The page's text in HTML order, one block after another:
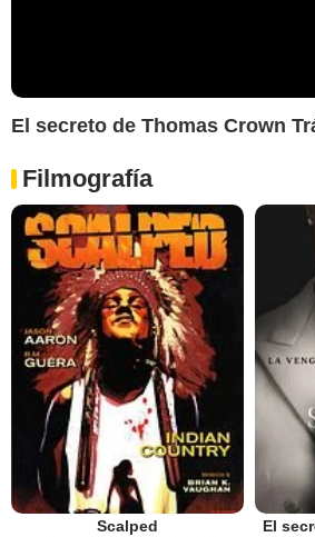
El secreto de Thomas Crown
Filmografía
Scalped El